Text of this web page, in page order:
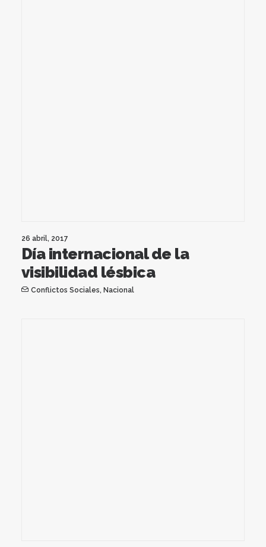
26 abril, 2017
Día internacional de la
visibilidad lésbica
Conflictos Sociales, Nacional